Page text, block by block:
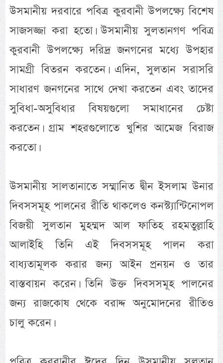
উসমানীয় দরবারে পবিত্র কুরবানী উপলক্ষ্যে বিশেষ
সাজসজ্জা করা হতো। উসমানীয় সুলতানগণ পবিত্র
কুরবানী উপলক্ষ্যে দরিদ্র জনগনের মধ্যে উপহার
সামগ্রী বিতরন করতেন। এদিন, সুলতান সরাসরি
সাধারণ জনগনের সাথে দেখা করতেন এবং তাদের
সুবিধা-অসুবিধার বিষয়গুলো সমাধানের চেষ্টা
করতেন। গ্রাম শহরগুলোতে খুশির আমেজ বিরাজ
করতো।
উসমানীয় সালতানাতে সম্মানিত দ্বীন ইসলাম উনার
দিবসসমূহ পালনের রীতি থাকলেও কনস্ট্যান্টিনোপল
বিজয়ী সুলতান মুহম্মদ আল ফাতিহ রহমতুল্লাহি
আলাইহি তিনি এই দিবসসমূহ পালন করা
বাধ্যতামূলক করার জন্য আইন প্রনয়ন ও তার
বাস্তবায়ন করেন। তিনি উক্ত দিবসসমূহ পালনের
জন্য রাজকোষ থেকে বরাদ্দ অনুমোদনের রীতিও
চালু করেন।